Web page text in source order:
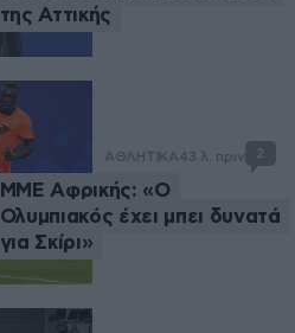
της Αττικής
ΑΘΛΗΤΙΚΑ43 λ. πριν 2
ΜΜΕ Αφρικής: «Ο
Ολυμπιακός έχει μπει δυνατά
για Σκίρι»